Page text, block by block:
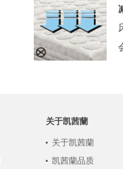
关于凯茜蘭
关于凯茜蘭
凯茜蘭品质